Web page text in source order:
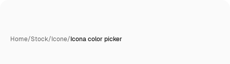
Home/Stock/Icone/Icona color picker